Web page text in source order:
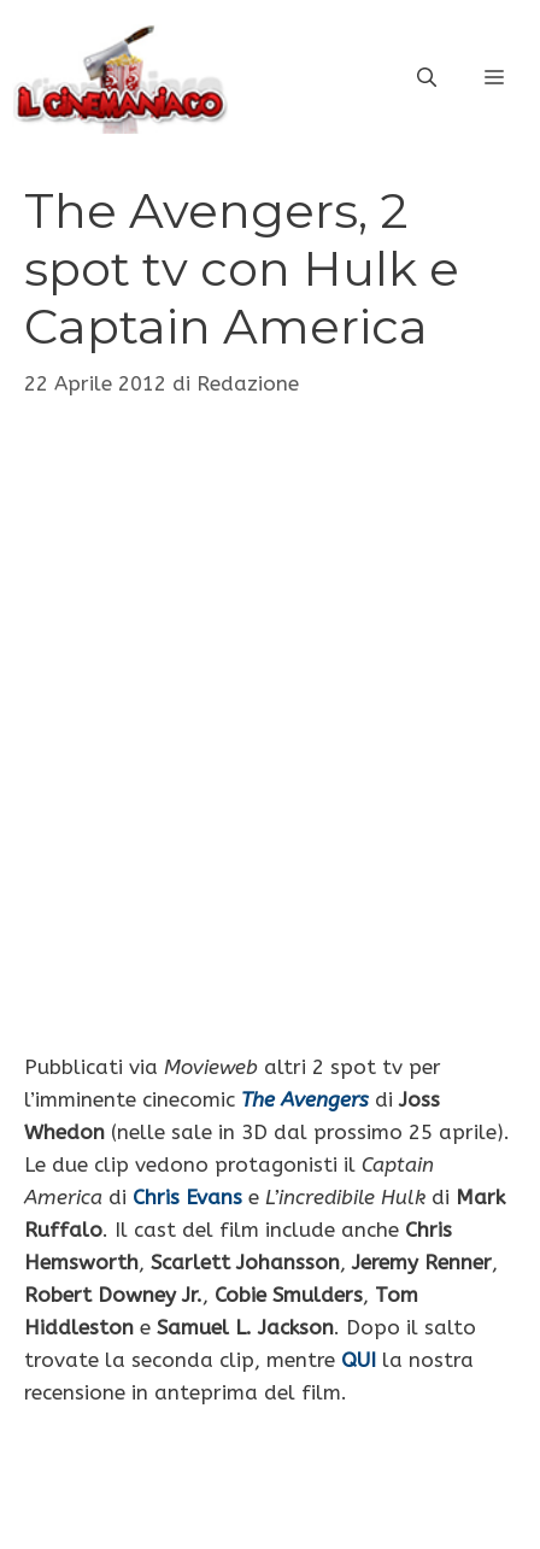
contenuto
The Avengers, 2
spot tv con Hulk e
Captain America
22 Aprile 2012 di Redazione
Pubblicati via Movieweb altri 2 spot tv per
l’imminente cinecomic The Avengers di Joss
Whedon (nelle sale in 3D dal prossimo 25 aprile).
Le due clip vedono protagonisti il Captain
America di Chris Evans e L’incredibile Hulk di Mark
Ruffalo. Il cast del film include anche Chris
Hemsworth, Scarlett Johansson,Jeremy Renner,
Robert Downey Jr., Cobie Smulders, Tom
Hiddleston e Samuel L. Jackson. Dopo il salto
trovate la seconda clip, mentre QUI la nostra
recensione in anteprima del film.